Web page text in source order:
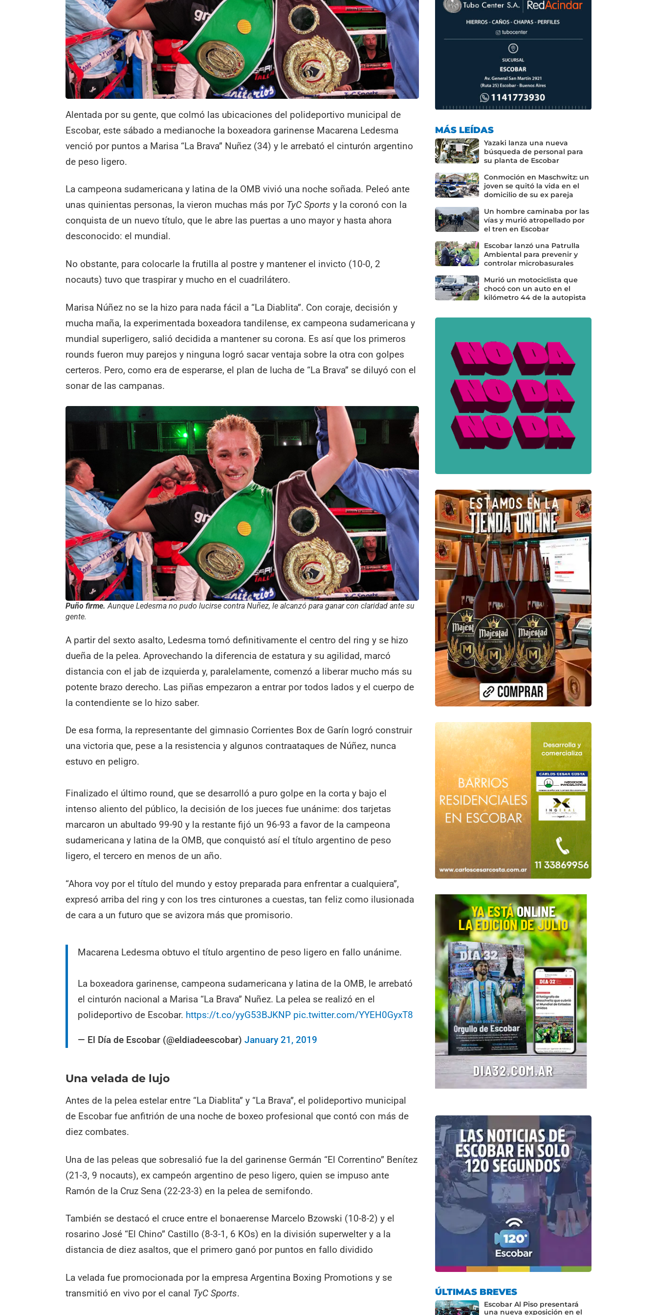
Alentada por su gente, que colmó las ubicaciones del polideportivo municipal de
Escobar, este sábado a medianoche la boxeadora garinense Macarena Ledesma
venció por puntos a Marisa “La Brava” Nuñez (34) y le arrebató el cinturón argentino
de peso ligero.
La campeona sudamericana y latina de la OMB vivió una noche soñada. Peleó ante
unas quinientas personas, la vieron muchas más por TyC Sports y la coronó con la
conquista de un nuevo título, que le abre las puertas a uno mayor y hasta ahora
desconocido: el mundial.
No obstante, para colocarle la frutilla al postre y mantener el invicto (10-0, 2
nocauts) tuvo que traspirar y mucho en el cuadrilátero.
Marisa Núñez no se la hizo para nada fácil a “La Diablita”. Con coraje, decisión y
mucha maña, la experimentada boxeadora tandilense, ex campeona sudamericana y
mundial superligero, salió decidida a mantener su corona. Es así que los primeros
rounds fueron muy parejos y ninguna logró sacar ventaja sobre la otra con golpes
certeros. Pero, como era de esperarse, el plan de lucha de “La Brava” se diluyó con el
sonar de las campanas.
Puño firme. Aunque Ledesma no pudo lucirse contra Nuñez, le alcanzó para ganar con claridad ante su
gente.
A partir del sexto asalto, Ledesma tomó definitivamente el centro del ring y se hizo
dueña de la pelea. Aprovechando la diferencia de estatura y su agilidad, marcó
distancia con el jab de izquierda y, paralelamente, comenzó a liberar mucho más su
potente brazo derecho. Las piñas empezaron a entrar por todos lados y el cuerpo de
la contendiente se lo hizo saber.
De esa forma, la representante del gimnasio Corrientes Box de Garín logró construir
una victoria que, pese a la resistencia y algunos contraataques de Núñez, nunca
estuvo en peligro.
Finalizado el último round, que se desarrolló a puro golpe en la corta y bajo el
intenso aliento del público, la decisión de los jueces fue unánime: dos tarjetas
marcaron un abultado 99-90 y la restante fijó un 96-93 a favor de la campeona
sudamericana y latina de la OMB, que conquistó así el título argentino de peso
ligero, el tercero en menos de un año.
“Ahora voy por el título del mundo y estoy preparada para enfrentar a cualquiera”,
expresó arriba del ring y con los tres cinturones a cuestas, tan feliz como ilusionada
de cara a un futuro que se avizora más que promisorio.
Macarena Ledesma obtuvo el título argentino de peso ligero en fallo unánime.
La boxeadora garinense, campeona sudamericana y latina de la OMB, le arrebató
el cinturón nacional a Marisa “La Brava” Nuñez. La pelea se realizó en el
polideportivo de Escobar. https://t.co/yyG53BJKNP pic.twitter.com/YYEH0GyxT8
— El Día de Escobar (@eldiadeescobar)January 21, 2019
Una velada de lujo
Antes de la pelea estelar entre “La Diablita” y “La Brava”, el polideportivo municipal
de Escobar fue anfitrión de una noche de boxeo profesional que contó con más de
diez combates.
Una de las peleas que sobresalió fue la del garinense Germán “El Correntino” Benítez
(21-3, 9 nocauts), ex campeón argentino de peso ligero, quien se impuso ante
Ramón de la Cruz Sena (22-23-3) en la pelea de semifondo.
También se destacó el cruce entre el bonaerense Marcelo Bzowski (10-8-2) y el
rosarino José “El Chino” Castillo (8-3-1, 6 KOs) en la división superwelter y a la
distancia de diez asaltos, que el primero ganó por puntos en fallo dividido
La velada fue promocionada por la empresa Argentina Boxing Promotions y se
transmitió en vivo por el canal TyC Sports.
MÁS LEÍDAS
Yazaki lanza una nueva
búsqueda de personal para
su planta de Escobar
Conmoción en Maschwitz: un
joven se quitó la vida en el
domicilio de su ex pareja
Un hombre caminaba por las
vías y murió atropellado por
el tren en Escobar
Escobar lanzó una Patrulla
Ambiental para prevenir y
controlar microbasurales
Murió un motociclista que
chocó con un auto en el
kilómetro 44 de la autopista
ÚLTIMAS BREVES
Escobar Al Piso presentará
una nueva exposición en el